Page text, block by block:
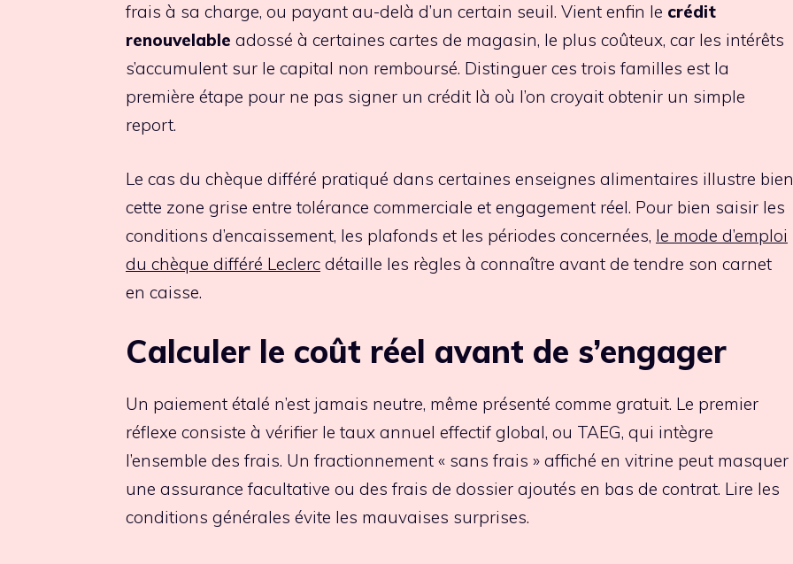
frais à sa charge, ou payant au-delà d’un certain seuil. Vient enfin le crédit
renouvelable adossé à certaines cartes de magasin, le plus coûteux, car les intérêts
s’accumulent sur le capital non remboursé. Distinguer ces trois familles est la
première étape pour ne pas signer un crédit là où l’on croyait obtenir un simple
report.
Le cas du chèque différé pratiqué dans certaines enseignes alimentaires illustre bien
cette zone grise entre tolérance commerciale et engagement réel. Pour bien saisir les
conditions d’encaissement, les plafonds et les périodes concernées, le mode d’emploi
du chèque différé Leclerc détaille les règles à connaître avant de tendre son carnet
en caisse.
Calculer le coût réel avant de s’engager
Un paiement étalé n’est jamais neutre, même présenté comme gratuit. Le premier
réflexe consiste à vérifier le taux annuel effectif global, ou TAEG, qui intègre
l’ensemble des frais. Un fractionnement « sans frais » affiché en vitrine peut masquer
une assurance facultative ou des frais de dossier ajoutés en bas de contrat. Lire les
conditions générales évite les mauvaises surprises.